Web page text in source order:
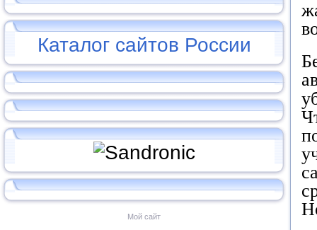
Каталог сайтов России
Мой сайт